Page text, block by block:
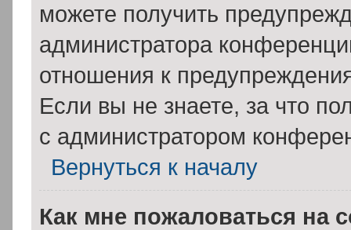
можете получить
администратора
отношения к
Если вы не знаете, за что
с администратором
Вернуться к началу
Как мне пожаловаться на